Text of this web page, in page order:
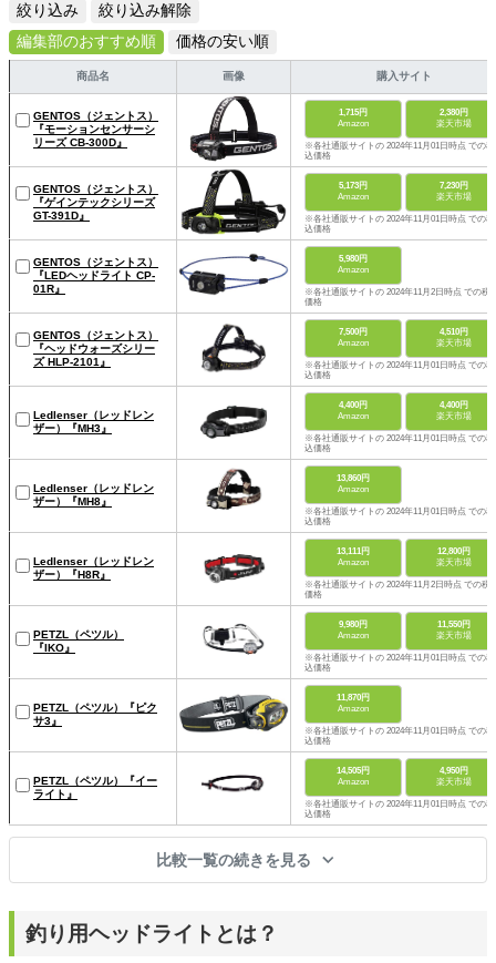
絞り込み
絞り込み解除
編集部のおすすめ順
価格の安い順
商品名 画像 購入サイト
GENTOS（ジェントス）
『モーションセンサーシ
リーズ CB-300D』
1,715円
Amazon
2,380円
楽天市場
※各社通販サイトの 2024年11月01日時点 での税
込価格
GENTOS（ジェントス）
『ゲインテックシリーズ
GT-391D』
5,173円
Amazon
7,230円
楽天市場
※各社通販サイトの 2024年11月01日時点 での税
込価格
GENTOS（ジェントス）
『LEDヘッドライト CP-
01R』
5,980円
Amazon
※各社通販サイトの 2024年11月2日時点 での税
価格
GENTOS（ジェントス）
『ヘッドウォーズシリー
ズ HLP-2101』
7,500円
Amazon
4,510円
楽天市場
※各社通販サイトの 2024年11月01日時点 での税
込価格
Ledlenser（レッドレン
ザー）『MH3』
4,400円
Amazon
4,400円
楽天市場
※各社通販サイトの 2024年11月01日時点 での税
込価格
Ledlenser（レッドレン
ザー）『MH8』
13,860円
Amazon
※各社通販サイトの 2024年11月01日時点 での税
込価格
Ledlenser（レッドレン
ザー）『H8R』
13,111円
Amazon
12,800円
楽天市場
※各社通販サイトの 2024年11月2日時点 での税
価格
PETZL（ペツル）
『IKO』
9,980円
Amazon
11,550円
楽天市場
※各社通販サイトの 2024年11月01日時点 での税
込価格
PETZL（ペツル）『ピク
サ3』
11,870円
Amazon
※各社通販サイトの 2024年11月01日時点 での税
込価格
PETZL（ペツル）『イー
ライト』
14,505円
Amazon
4,950円
楽天市場
※各社通販サイトの 2024年11月01日時点 での税
込価格
比較一覧の続きを見る
釣り用ヘッドライトとは？